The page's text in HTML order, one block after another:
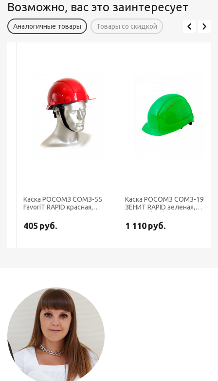
Возможно, вас это заинтересует
Аналогичные товары Товары со скидкой
Каска РОСОМЗ СОМЗ-55
FavoriT RAPID красная,
405руб.
Каска РОСОМЗ СОМЗ-19
ЗЕНИТ RAPID зеленая,
1 110руб.